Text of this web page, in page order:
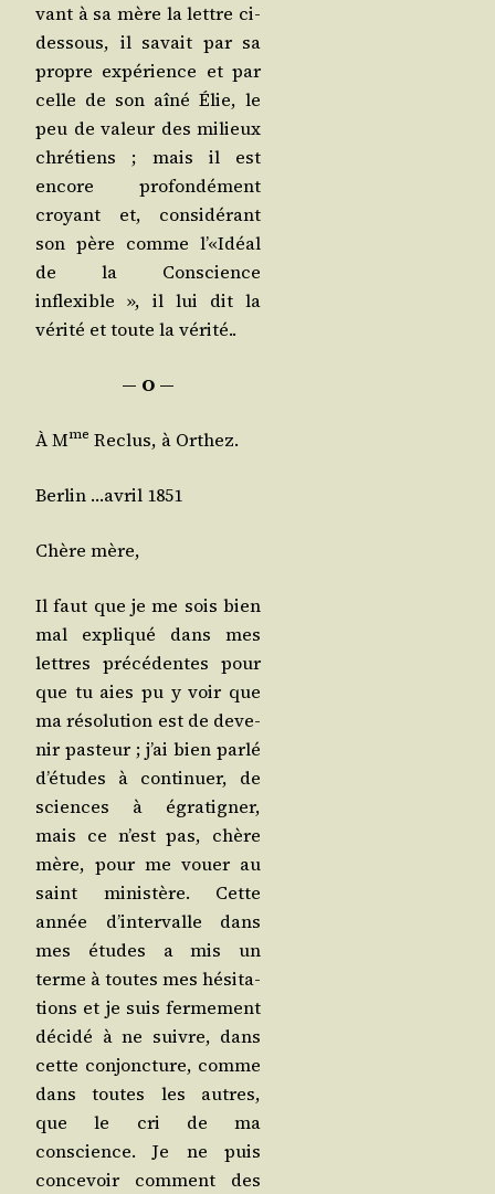
vant à sa mère la lettre ci-
des­sous, il savait par sa
propre expé­rience et par
celle de son aîné Élie, le
peu de valeur des milieux
chré­tiens ; mais il est
encore pro­fon­dé­ment
croyant et, consi­dé­rant
son père comme l’«Idéal
de la Conscience
inflexible », il lui dit la
véri­té et toute la véri­té..
― O ―
À Mme Reclus, à Orthez.
Ber­lin …avril 1851
Chère mère,
Il faut que je me sois bien
mal expli­qué dans mes
lettres pré­cé­dentes pour
que tu aies pu y voir que
ma réso­lu­tion est de deve­
nir pas­teur ; j’ai bien par­lé
d’é­tudes à conti­nuer, de
sciences à égra­ti­gner,
mais ce n’est pas, chère
mère, pour me vouer au
saint minis­tère. Cette
année d’in­ter­valle dans
mes études a mis un
terme à toutes mes hési­ta­
tions et je suis fer­me­ment
déci­dé à ne suivre, dans
cette conjonc­ture, comme
dans toutes les autres,
que le cri de ma
conscience. Je ne puis
conce­voir com­ment des